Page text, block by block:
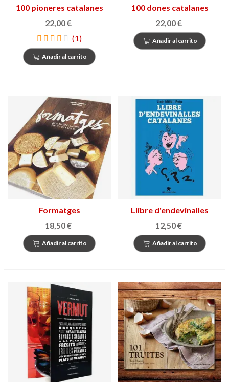
100 pioneres catalanes
22,00 €
(1)
Añadir al carrito
100 dones catalanes
22,00 €
Añadir al carrito
Formatges
18,50 €
Añadir al carrito
Llibre d'endevinalles
catalanes
12,50 €
Añadir al carrito